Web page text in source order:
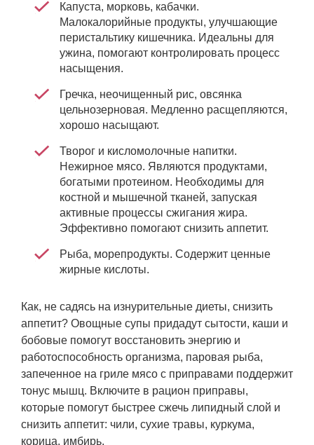
Капуста, морковь, кабачки.
Малокалорийные продукты, улучшающие
перистальтику кишечника. Идеальны для
ужина, помогают контролировать процесс
насыщения.
Гречка, неочищенный рис, овсянка
цельнозерновая. Медленно расщепляются,
хорошо насыщают.
Творог и кисломолочные напитки.
Нежирное мясо. Являются продуктами,
богатыми протеином. Необходимы для
костной и мышечной тканей, запуская
активные процессы сжигания жира.
Эффективно помогают снизить аппетит.
Рыба, морепродукты. Содержит ценные
жирные кислоты.
Как, не садясь на изнурительные диеты, снизить
аппетит? Овощные супы придадут сытости, каши и
бобовые помогут восстановить энергию и
работоспособность организма, паровая рыба,
запеченное на гриле мясо с приправами поддержит
тонус мышц. Включите в рацион приправы,
которые помогут быстрее сжечь липидный слой и
снизить аппетит: чили, сухие травы, куркума,
корица, имбирь.